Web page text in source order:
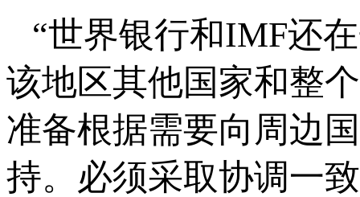
“世界银行和IMF还
该地区其他国家和整
准备根据需要向周边
持。必须采取协调一